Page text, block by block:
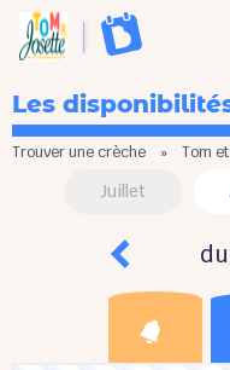
Les
Trouver une crèche » Tom
Juillet